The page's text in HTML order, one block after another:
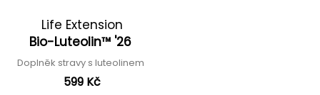
Life Extension
Bio-Luteolin™ '26
Doplněk stravy s luteolinem
599 Kč